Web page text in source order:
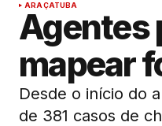
ARAÇATUBA
Agentes
mapear
Desde o início do
de 381 casos de